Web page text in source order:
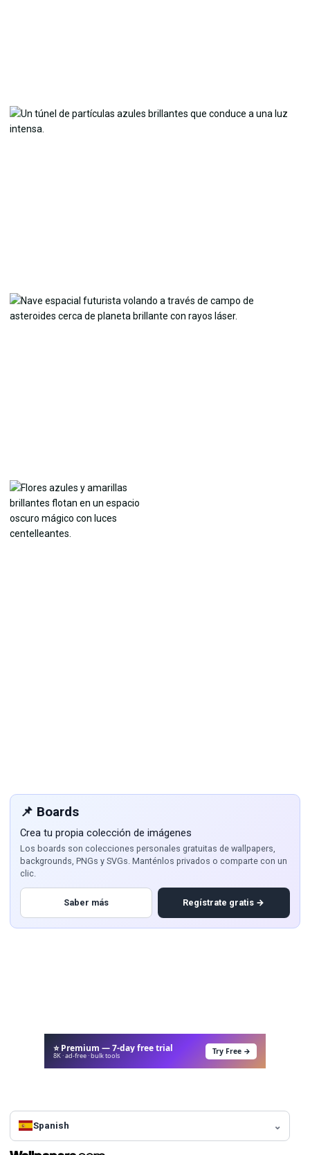
📌 Boards
Crea tu propia colección de imágenes
Los boards son colecciones personales gratuitas de wallpapers,
backgrounds, PNGs y SVGs. Manténlos privados o comparte con un
clic.
Saber más Regístrate gratis →
⭐ Premium — 7-day free trial
8K · ad-free · bulk tools Try Free →
Spanish